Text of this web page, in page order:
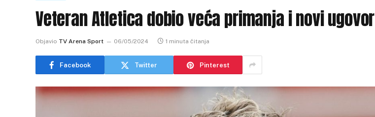
Veteran Atletica dobio veća primanja i novi ugovor
Objavio TV Arena Sport 06/05/2024 1 minuta čitanja
Facebook Twitter Pinterest